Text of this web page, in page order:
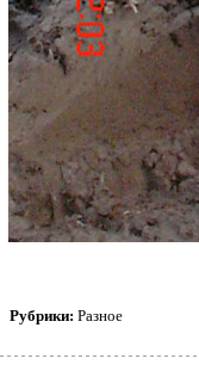
Рубрики: Разное